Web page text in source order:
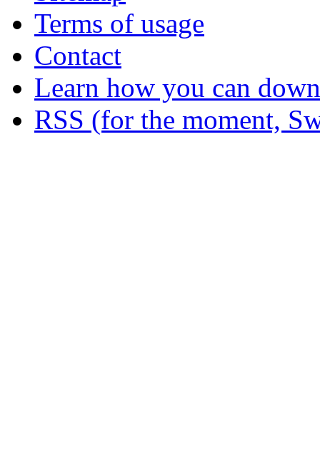
Terms of usage
Contact
Learn how you can
RSS (for the moment,